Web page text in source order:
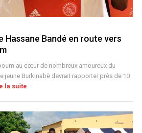
Hassane Bandé en route vers
au cœur de nombreux amoureux du
jeune Burkinabè devrait rapporter près de 10
la suite